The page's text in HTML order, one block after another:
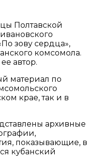
Полтавской
зову сердца»,
комсомола.
автор.
материал по
крае, так и в
архивные
показывающие, в
кубанский